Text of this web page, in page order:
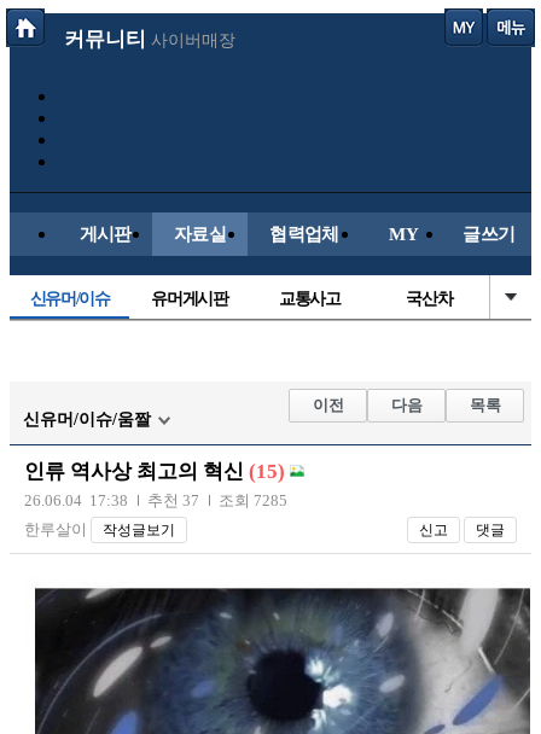
커뮤니티 사이버매장
게시판 자료실 협력업체 MY 글쓰기
신유머/이슈 유머게시판 교통사고 국산차
자유사진 군사/무기
트럭/버스 항공/해운/철도
장착시공사진
신유머/이슈/움짤
이전 다음 목록
인류 역사상 최고의 혁신 (15)
26.06.04 17:38 추천 37
조회 7285
한루살이
작성글보기 신고 댓글